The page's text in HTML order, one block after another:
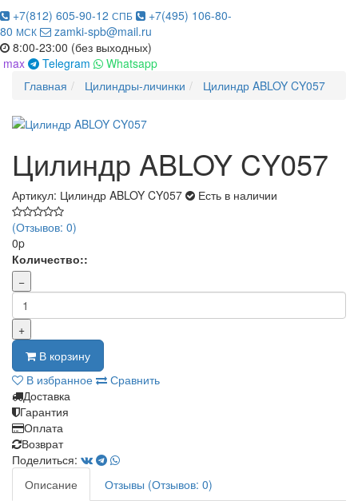
+7(812) 605-90-12 СПБ
+7(495) 106-80-
80 МСК
zamki-spb@mail.ru
8:00-23:00 (без выходных)
max
Telegram
Whatsapp
Главная
Цилиндры-личинки Цилиндр ABLOY CY057
Цилиндр ABLOY CY057
Артикул: Цилиндр ABLOY CY057
Есть в наличии
(Отзывов: 0)
0p
Количество::
−
+
В корзину
В избранное
Сравнить
Доставка
Гарантия
Оплата
Возврат
Поделиться:
Описание
Отзывы (Отзывов: 0)